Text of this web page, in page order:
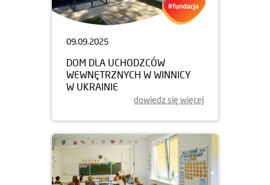
09.09.2025
DOM DLA UCHODZCÓW
WEWNĘTRZNYCH W WINNICY
W UKRAINIE
dowiedz się więcej